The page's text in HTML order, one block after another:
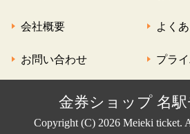
会社概要 よく
お問い合わせ プラ
金券ショップ 名駅
Copyright (C) 2026 Meieki ticket.